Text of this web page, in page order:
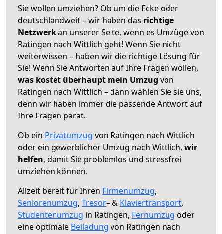
Sie wollen umziehen? Ob um die Ecke oder
deutschlandweit – wir haben das richtige
Netzwerkan unserer Seite, wenn es Umzüge von
Ratingen nach Wittlich geht! Wenn Sie nicht
weiterwissen – haben wir die richtige Lösung für
Sie! Wenn Sie Antworten auf Ihre Fragen wollen,
was kostet überhaupt mein Umzug von
Ratingen nach Wittlich – dann wählen Sie sie uns,
denn wir haben immer die passende Antwort auf
Ihre Fragen parat.
Ob ein Privatumzug von Ratingen nach Wittlich
oder ein gewerblicher Umzug nach Wittlich, wir
helfen, damit Sie problemlos und stressfrei
umziehen können.
Allzeit bereit für Ihren Firmenumzug,
Seniorenumzug, Tresor– & Klaviertransport,
Studentenumzug in Ratingen, Fernumzug oder
eine optimale Beiladung von Ratingen nach